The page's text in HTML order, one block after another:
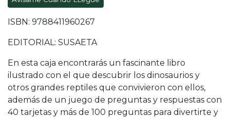
ISBN: 9788411960267
EDITORIAL: SUSAETA
En esta caja encontrarás un fascinante libro
ilustrado con el que descubrir los dinosaurios y
otros grandes reptiles que convivieron con ellos,
además de un juego de preguntas y respuestas con
40 tarjetas y más de 100 preguntas para divertirte y